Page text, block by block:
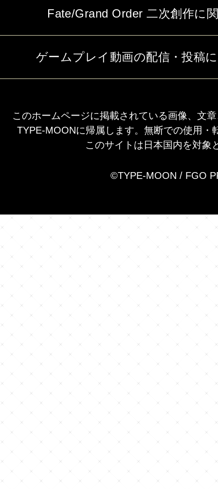
Fate/Grand Order 二次創作に
ゲームプレイ動画の配信・投稿
このホームページに掲載されている画像、文
TYPE-MOONに帰属します。無断での使用・
このサイトは日本国内を対象
©TYPE-MOON / FGO